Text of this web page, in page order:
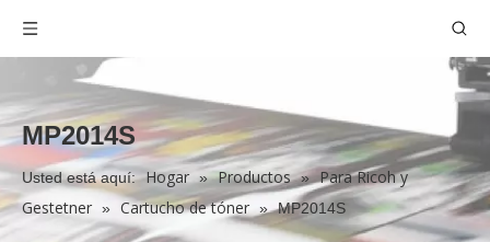
MP2014S
Usted está aquí: Hogar » Productos » Para Ricoh y
Gestetner » Cartucho de tóner » MP2014S